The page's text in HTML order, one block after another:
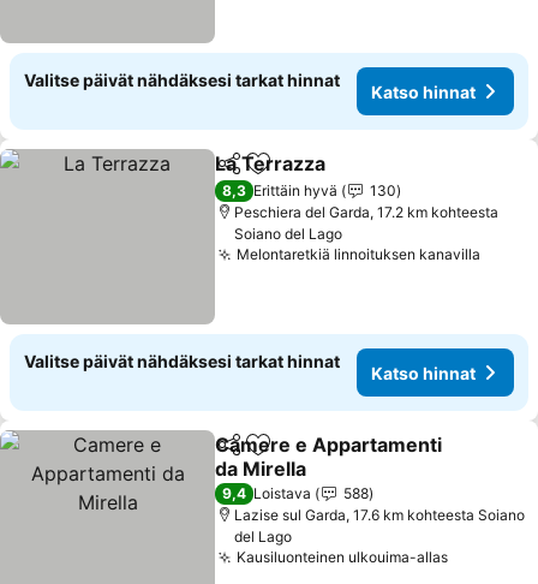
Valitse päivät nähdäksesi tarkat hinnat
Katso hinnat
Jaa Lisää suosikkeihin
La Terrazza
8,3 Erittäin hyvä
130
Peschiera del Garda, 17.2 km kohteesta
Soiano del Lago
Melontaretkiä linnoituksen kanavilla
Valitse päivät nähdäksesi tarkat hinnat
Katso hinnat
Jaa Lisää suosikkeihin
Camere e Appartamenti
da Mirella
Katso hinnat
9,4 Loistava
588
Lazise sul Garda, 17.6 km kohteesta Soiano
del Lago
Kausiluonteinen ulkouima-allasKatso